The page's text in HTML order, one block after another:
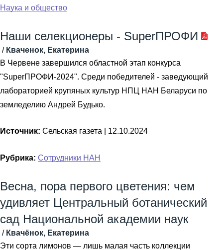
Наука и общество
Наши селекционеры - SuperПРОФИ
/ Кваченок, Екатерина
В Червене завершился областной этап конкурса
"SuperПРОФИ-2024". Среди победителей - заведующий
лабораторией крупяных культур НПЦ НАН Беларуси по
земледелию Андрей Будько.
Источник: Сельская газета | 12.10.2024
Рубрика: Сотрудники НАН
Весна, пора первого цветения: чем
удивляет Центральный ботанический
сад Национальной академии наук
/ Квачёнок, Екатерина
Эти сорта лимонов — лишь малая часть коллекции